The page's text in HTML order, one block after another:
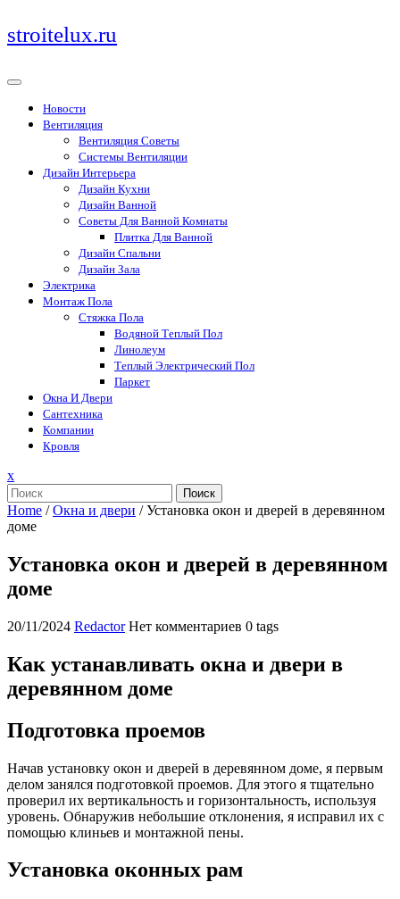
Перейти
к
stroitelux.ru
Новости
Вентиляция
Вентиляция Советы
Системы Вентиляции
Дизайн Интерьера
Дизайн Кухни
Дизайн Ванной
Советы Для Ванной Комнаты
Плитка Для Ванной
Дизайн Спальни
Дизайн Зала
Электрика
Монтаж Пола
Стяжка Пола
Водяной Теплый Пол
Линолеум
Теплый Электрический Пол
Паркет
Окна И Двери
Сантехника
Компании
Кровля
xЗакрыть
меню
Поиск
Home /Окна и двери /Установка окон и дверей в деревянном
доме
Установка окон и дверей в деревянном
доме
20/11/2024 Redactor Нет комментариев 0 tags
Как устанавливать окна и двери в
деревянном доме
Подготовка проемов
Начав установку окон и дверей в деревянном доме, я первым
делом занялся подготовкой проемов. Для этого я тщательно
проверил их вертикальность и горизонтальность, используя
уровень. Обнаружив небольшие отклонения, я исправил их с
помощью клиньев и монтажной пены.
Установка оконных рам